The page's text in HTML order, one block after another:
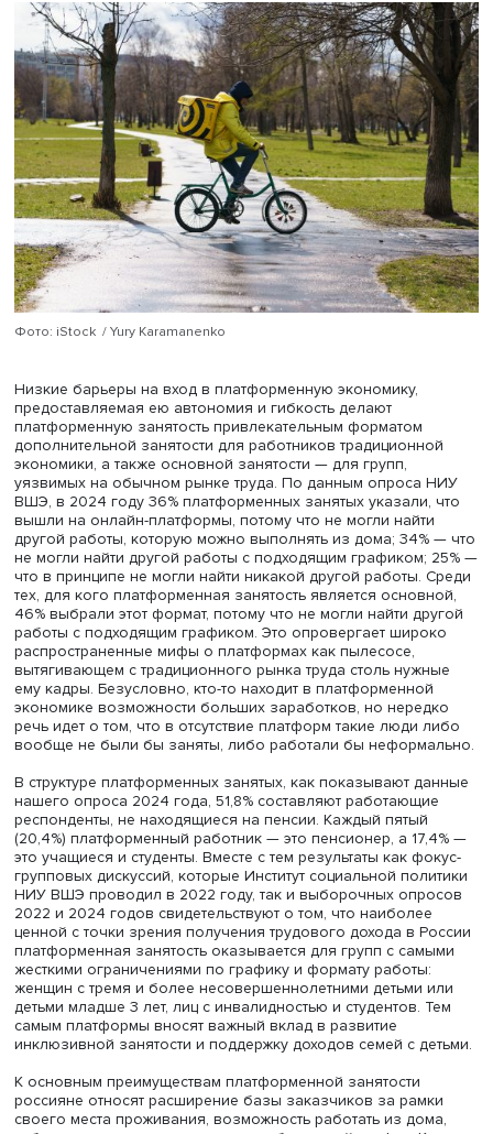
опроса, оказались услуги репетиторства и
отметили 17,0% платформенных занятых, — услуги в
информационных технологий (14,7%), и лишь на третьем
— услуги пассажирских и грузовых перевозок и
доставки (суммарно 13,3%). В 2022 году в аналогичные
были включены 21,1, 17,3 и 13,7% платформенных
соответственно.
По нашим оценкам, среди всех платформенных занятых
зарегистрированы на одной платформе, 27,7% — на
20,7% — на трех и более. Среди тех, для кого
занятость является основной, аналогичные показатели
составляют 61,6, 20,3 и 18,1%. Это обстоятельство, с
стороны, подтверждает наше предположение о
занятых в больших данных, собираемых с платформ, а
платформенный работник становится агентом по уплате
взносов в Социальный фонд России.
Фото: iStock / Yury Karamanenko
Низкие барьеры на вход в платформенную экономику,
предоставляемая ею автономия и гибкость делают
платформенную занятость привлекательным форматом
дополнительной занятости для работников
экономики, а также основной занятости — для групп,
уязвимых на обычном рынке труда. По данным
ВШЭ, в 2024 году 36% платформенных занятых
вышли на онлайн-платформы, потому что не могли
не могли найти другой работы с подходящим
что в принципе не могли найти никакой другой работы.
тех, для кого платформенная занятость является